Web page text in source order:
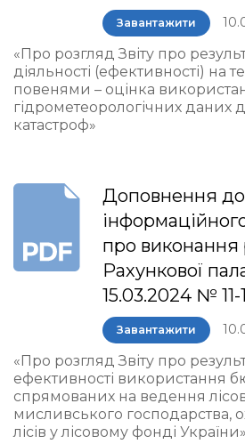
Завантажити
«Про розгляд Звіту про
діяльності (ефективності) на
повенями – оцінка
гідрометеорологічних даних
катастроф»
Доповнення до
про
Рахункової
15.03.2024 № 11-1
Завантажити
«Про розгляд Звіту про
ефективності використання
спрямованих на ведення
мисливського господарства,
лісів у лісовому фонді України»